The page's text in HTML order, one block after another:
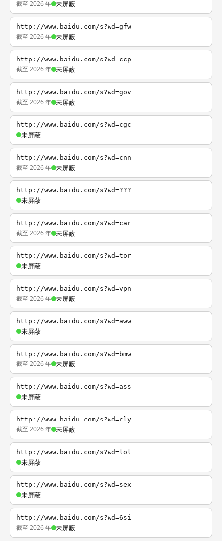
截至 2026 年 未屏蔽
http://www.baidu.com/s?wd=gfw
截至 2026 年 未屏蔽
http://www.baidu.com/s?wd=ccp
截至 2026 年 未屏蔽
http://www.baidu.com/s?wd=gov
截至 2026 年 未屏蔽
http://www.baidu.com/s?wd=cgc
未屏蔽
http://www.baidu.com/s?wd=cnn
截至 2026 年 未屏蔽
http://www.baidu.com/s?wd=???
未屏蔽
http://www.baidu.com/s?wd=car
截至 2026 年 未屏蔽
http://www.baidu.com/s?wd=tor
未屏蔽
http://www.baidu.com/s?wd=vpn
截至 2026 年 未屏蔽
http://www.baidu.com/s?wd=aww
未屏蔽
http://www.baidu.com/s?wd=bmw
截至 2026 年 未屏蔽
http://www.baidu.com/s?wd=ass
未屏蔽
http://www.baidu.com/s?wd=cly
截至 2026 年 未屏蔽
http://www.baidu.com/s?wd=lol
未屏蔽
http://www.baidu.com/s?wd=sex
未屏蔽
http://www.baidu.com/s?wd=6si
截至 2026 年 未屏蔽